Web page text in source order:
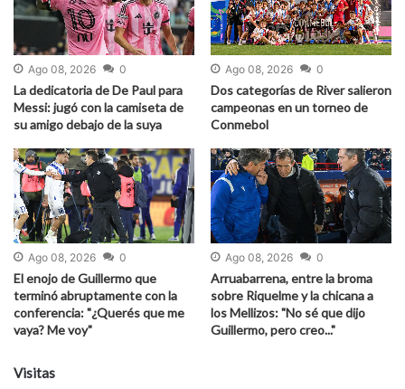
Ago 08, 2026 0
La dedicatoria de De Paul para
Messi: jugó con la camiseta de
su amigo debajo de la suya
Ago 08, 2026 0
Dos categorías de River salieron
campeonas en un torneo de
Conmebol
Ago 08, 2026 0
El enojo de Guillermo que
terminó abruptamente con la
conferencia: "¿Querés que me
vaya? Me voy"
Ago 08, 2026 0
Arruabarrena, entre la broma
sobre Riquelme y la chicana a
los Mellizos: "No sé que dijo
Guillermo, pero creo..."
Visitas